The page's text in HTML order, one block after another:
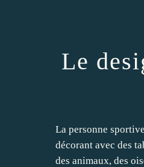
Le
La personne
décorant avec des
des animaux, des